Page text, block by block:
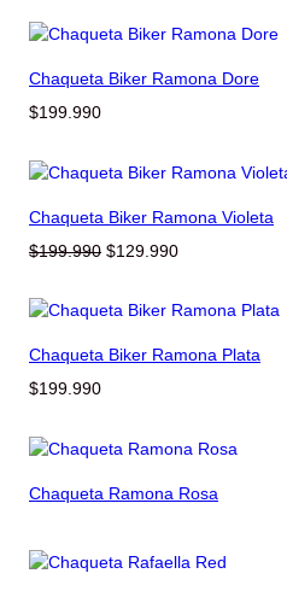
Chaqueta Biker Ramona Dore
$199.990
Chaqueta Biker Ramona Violeta
$199.990 El
original
$199.990.
$129.990El
actual
$129.990.
Chaqueta Biker Ramona Plata
$199.990
Chaqueta Ramona Rosa